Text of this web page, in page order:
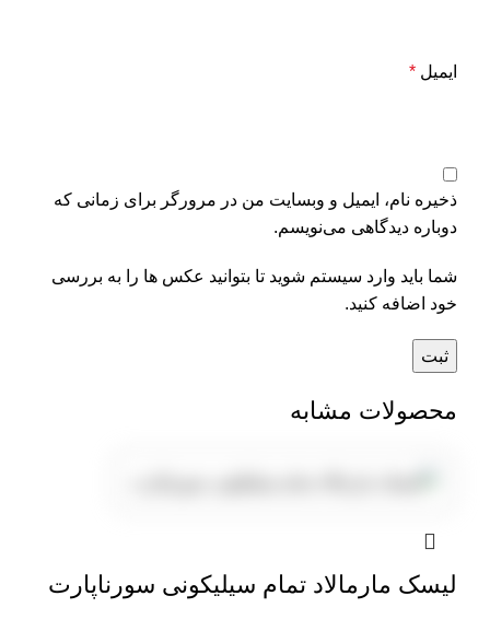
ایمیل *
ذخیره نام، ایمیل و وبسایت من در مرورگر برای زمانی که
دوباره دیدگاهی می‌نویسم.
شما باید وارد سیستم شوید تا بتوانید عکس ها را به بررسی
خود اضافه کنید.
محصولات مشابه
لیسک مارمالاد تمام سیلیکونی سورناپارت